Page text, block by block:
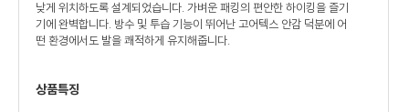
낮게 위치하도록 설계되었습니다. 가벼운 패킹의 편안한 하이킹을 즐기
기에 완벽합니다. 방수 및 투습 기능이 뛰어난 고어텍스 안감 덕분에 어
떤 환경에서도 발을 쾌적하게 유지해줍니다.
상품특징